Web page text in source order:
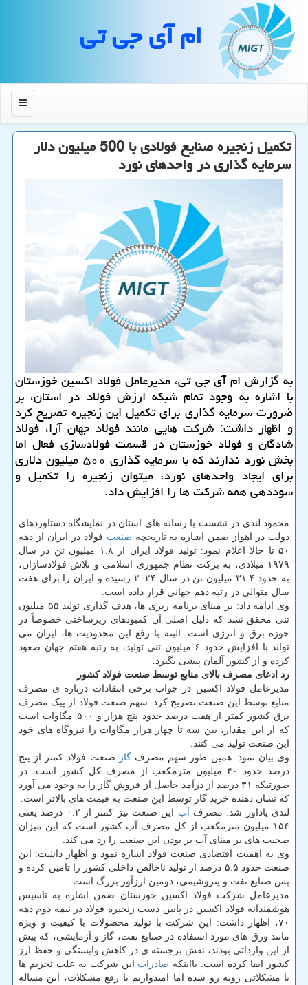
ام آی جی تی
منو
تکمیل زنجیره صنایع فولادی با 500 میلیون دلار
سرمایه گذاری در واحدهای نورد
به گزارش ام آی جی تی، مدیرعامل فولاد اکسین خوزستان
با اشاره به وجود تمام شبکه ارزش فولاد در استان، بر
ضرورت سرمایه گذاری برای تکمیل این زنجیره تصریح کرد
و اظهار داشت: شرکت هایی مانند فولاد جهان آرا، فولاد
شادگان و فولاد خوزستان در قسمت فولادسازی فعال اما
بخش نورد ندارند که با سرمایه گذاری ۵۰۰ میلیون دلاری
برای ایجاد واحدهای نورد، میتوان زنجیره را تکمیل و
سوددهی همه شرکت ها را افزایش داد.
محمود لندی در نشست با رسانه های استان در نمایشگاه دستاوردهای
دولت در اهواز ضمن اشاره به تاریخچه صنعت فولاد در ایران از دهه
۵۰ تا حالا اعلام نمود: تولید فولاد ایران از ۱.۸ میلیون تن در سال
۱۹۷۹ میلادی، به برکت نظام جمهوری اسلامی و تلاش فولادسازان،
به حدود ۳۱.۴ میلیون تن در سال ۲۰۲۴ رسیده و ایران را برای هفت
سال متوالی در رتبه دهم جهانی قرار داده است.
وی ادامه داد: بر مبنای برنامه ریزی ها، هدف گذاری تولید ۵۵ میلیون
تنی محقق نشد که دلیل اصلی آن کمبودهای زیرساختی خصوصاً در
حوزه برق و انرژی است. البته با رفع این محدودیت ها، ایران می
تواند با افزایش حدود ۶ میلیون تنی تولید، به رتبه هفتم جهان صعود
کرده و از کشور آلمان پیشی بگیرد.
رد ادعای مصرف بالای منابع توسط صنعت فولاد کشور
مدیرعامل فولاد اکسین در جواب برخی انتقادات درباره ی مصرف
منابع توسط این صنعت تصریح کرد: سهم صنعت فولاد از پیک مصرف
برق کشور کمتر از هفت درصد حدود پنج هزار و ۵۰۰ مگاوات است
که از این مقدار، بین سه تا چهار هزار مگاوات را نیروگاه های خود
این صنعت تولید می کنند.
وی بیان نمود: همین طور سهم مصرفگاز
صنعت فولاد کمتر از پنج
درصد حدود ۴۰ میلیون مترمکعب از مصرف کل کشور است، در
صورتیکه ۳۱ درصد از درآمد حاصل از فروش گاز را به وجود می آورد
که نشان دهنده خرید گاز توسط این صنعت به قیمت های بالاتر است.
لندی یاداور شد: مصرف آب
این صنعت نیز کمتر از ۰.۲ درصد یعنی
۱۵۴ میلیون مترمکعب از کل مصرف آب کشور است که این میزان
صحبت های بر مبنای آب بر بودن این صنعت را رد می کند.
وی به اهمیت اقتصادی صنعت فولاد اشاره نمود و اظهار داشت: این
صنعت حدود ۵.۵ درصد از تولید ناخالص داخلی کشور را تامین کرده و
پس صنایع نفت و پتروشیمی، دومین ارزآور بزرگ است.
مدیرعامل شرکت فولاد اکسین خوزستان ضمن اشاره به تاسیس
هوشمندانه فولاد اکسین در پایین دست زنجیره فولاد در نیمه دوم دهه
۷۰، اظهار داشت: این شرکت با تولید محصولات با کیفیت و ویژه
مانند ورق های مورد استفاده در صنایع نفت، گاز و آزمایشی، که پیش
از این وارداتی بودند، نقش برجسته ی در کاهش وابستگی و حفظ ارز
کشور ایفا کرده است. بااینکه صادرات این شرکت به علت تحریم ها
با مشکلاتی روبه رو شده اما امیدواریم با رفع مشکلات، این مساله